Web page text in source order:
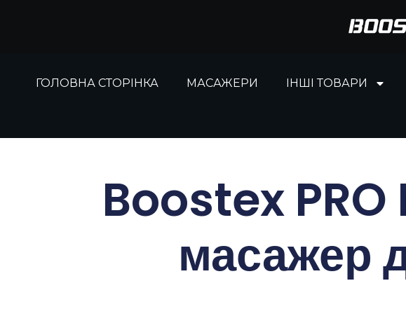
ГОЛОВНА СТОРІНКА МАСАЖЕРИ ІНШІ ТОВАРИ
Boostex PRO
масажер